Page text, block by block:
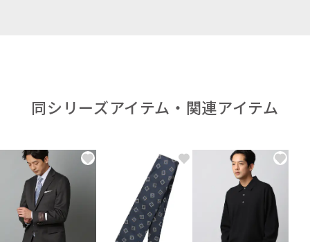
同シリーズアイテム・関連アイテム